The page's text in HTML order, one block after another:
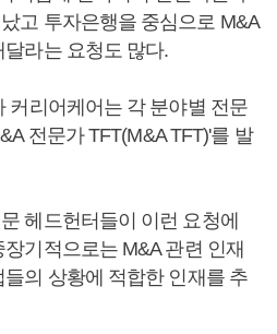
고 투자은행을 중심으로 M&A
라는 요청도 많다.
커리어케어는 각 분야별 전문
전문가 TFT(M&A TFT)'를 발
헤드헌터들이 이런 요청에
기적으로는 M&A 관련 인재
의 상황에 적합한 인재를 추